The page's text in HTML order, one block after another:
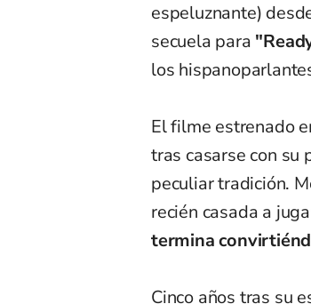
espeluznante)
secuela para
los
El filme estrenado
tras casarse con su
peculiar tradición.
recién casada a
termina
Cinco años tras su